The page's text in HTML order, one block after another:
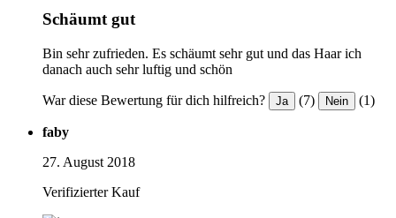
Schäumt gut
Bin sehr zufrieden. Es schäumt sehr gut und das Haar ich
danach auch sehr luftig und schön
War diese Bewertung für dich hilfreich? Ja (7) Nein (1)
faby
27. August 2018
Verifizierter Kauf